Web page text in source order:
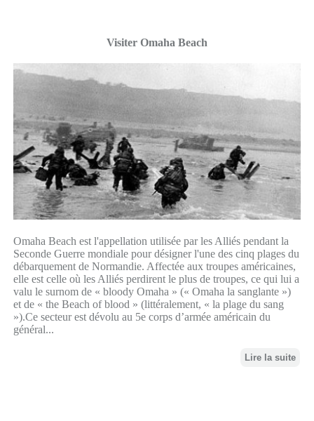
Visiter Omaha Beach
Omaha Beach est l'appellation utilisée par les Alliés pendant la
Seconde Guerre mondiale pour désigner l'une des cinq plages du
débarquement de Normandie. Affectée aux troupes américaines,
elle est celle où les Alliés perdirent le plus de troupes, ce qui lui a
valu le surnom de « bloody Omaha » (« Omaha la sanglante »)
et de « the Beach of blood » (littéralement, « la plage du sang
»).Ce secteur est dévolu au 5e corps d’armée américain du
général...
Lire la suite